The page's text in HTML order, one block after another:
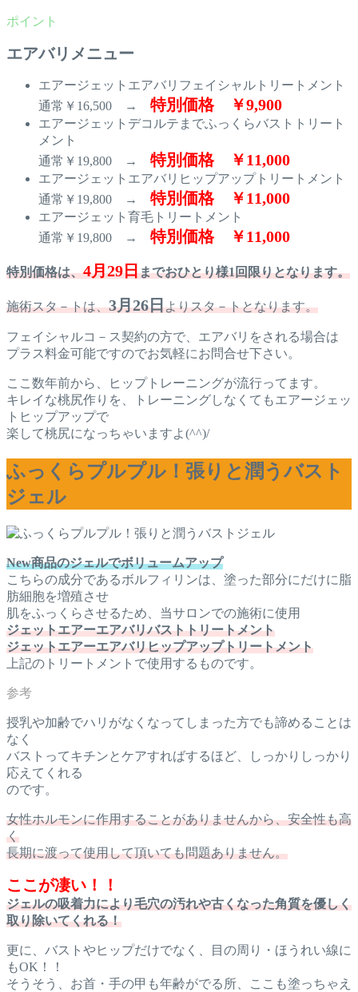
エアバリメニュー
エアージェットエアバリフェイシャルトリートメント
通常￥16,500 → 特別価格 ￥9,900
エアージェットデコルテまでふっくらバストトリート
メント
通常￥19,800 → 特別価格 ￥11,000
エアージェットエアバリヒップアップトリートメント
通常￥19,800 → 特別価格 ￥11,000
エアージェット育毛トリートメント
通常￥19,800 → 特別価格 ￥11,000
特別価格は、4月29日までおひとり様1回限りとなります。
施術スタ－トは、3月26日よりスタ－トとなります。
フェイシャルコ－ス契約の方で、エアバリをされる場合は
プラス料金可能ですのでお気軽にお問合せ下さい。
ここ数年前から、ヒップトレーニングが流行ってます。
キレイな桃尻作りを、トレーニングしなくてもエアージェッ
トヒップアップで
楽して桃尻になっちゃいますよ(^^)/
ふっくらプルプル！張りと潤うバスト
ジェル
New商品のジェルでボリュームアップ
こちらの成分であるボルフィリンは、塗った部分にだけに脂
肪細胞を増殖させ
肌をふっくらさせるため、当サロンでの施術に使用
ジェットエアーエアバリバストトリートメント
ジェットエアーエアバリヒップアップトリートメント
上記のトリートメントで使用するものです。
授乳や加齢でハリがなくなってしまった方でも諦めることは
なく
バストってキチンとケアすればするほど、しっかりしっかり
応えてくれる
のです。
女性ホルモンに作用することがありませんから、安全性も高
く
長期に渡って使用して頂いても問題ありません。
ここが凄い！！
ジェルの吸着力により毛穴の汚れや古くなった角質を優しく
取り除いてくれる！
更に、バストやヒップだけでなく、目の周り・ほうれい線に
もOK！！
そうそう、お首・手の甲も年齢がでる所、ここも塗っちゃえ